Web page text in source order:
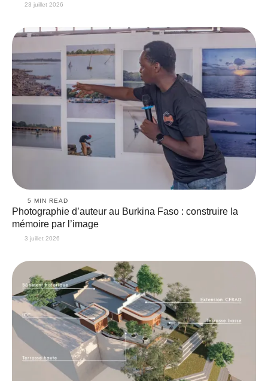
23 juillet 2026
5 MIN READ
Photographie d’auteur au Burkina Faso : construire la
mémoire par l’image
3 juillet 2026